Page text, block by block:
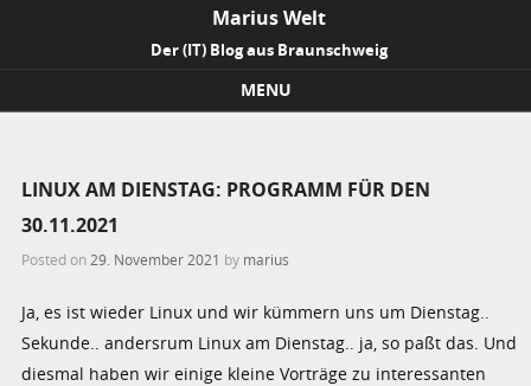
Marius Welt
Der (IT) Blog aus Braunschweig
MENU
LINUX AM DIENSTAG: PROGRAMM FÜR DEN
30.11.2021
Posted on 29. November 2021 by marius
Ja, es ist wieder Linux und wir kümmern uns um Dienstag..
Sekunde.. andersrum Linux am Dienstag.. ja, so paßt das. Und
diesmal haben wir einige kleine Vorträge zu interessanten